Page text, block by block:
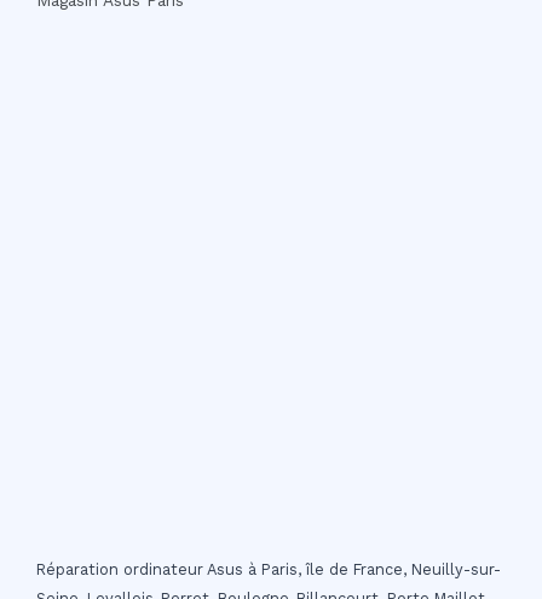
Réparation ordinateur Asus à Paris, île de France, Neuilly-sur-